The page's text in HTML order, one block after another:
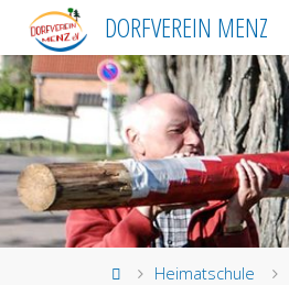
content
DORFVEREIN MENZ
HomeHeimatschule